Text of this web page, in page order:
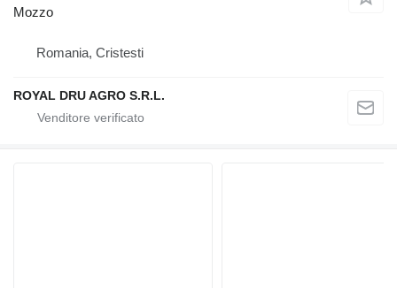
Mozzo
Romania, Cristesti
ROYAL DRU AGRO S.R.L.